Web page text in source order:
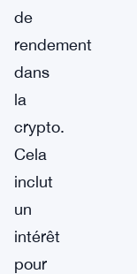
de
rendement
dans
la
crypto.
Cela
inclut
un
intérêt
pour